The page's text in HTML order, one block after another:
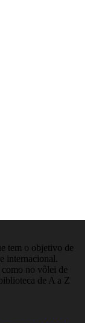
tem o objetivo de
internacional.
no vôlei de
de A a Z